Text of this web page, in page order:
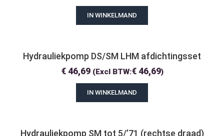
IN WINKELMAND
Hydrauliekpomp DS/SM LHM afdichtingsset
€46,69 (Excl BTW:€46,69)
IN WINKELMAND
Hydrauliekpomp SM tot 5/’71 (rechtse draad)